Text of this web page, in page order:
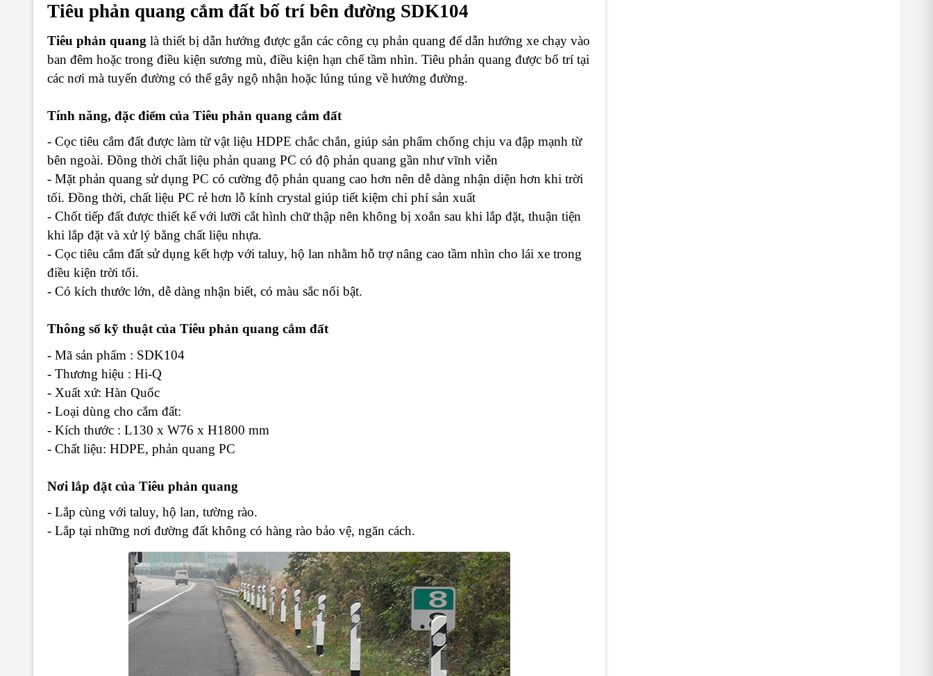
Tiêu phản quang cắm đất bố trí bên đường SDK104
Tiêu phản quang là thiết bị dẫn hướng được gắn các công cụ phản quang để dẫn hướng xe chạy vào
ban đêm hoặc trong điều kiện sương mù, điều kiện hạn chế tầm nhìn. Tiêu phản quang được bố trí tại
các nơi mà tuyến đường có thể gây ngộ nhận hoặc lúng túng về hướng đường.
Tính năng, đặc điểm của Tiêu phản quang cắm đất
- Cọc tiêu cắm đất được làm từ vật liệu HDPE chắc chắn, giúp sản phẩm chống chịu va đập mạnh từ
bên ngoài. Đồng thời chất liệu phản quang PC có độ phản quang gần như vĩnh viễn
- Mặt phản quang sử dụng PC có cường độ phản quang cao hơn nên dễ dàng nhận diện hơn khi trời
tối. Đồng thời, chất liệu PC rẻ hơn lỗ kính crystal giúp tiết kiệm chi phí sản xuất
- Chốt tiếp đất được thiết kế với lưỡi cắt hình chữ thập nên không bị xoắn sau khi lắp đặt, thuận tiện
khi lắp đặt và xử lý bằng chất liệu nhựa.
- Cọc tiêu cắm đất sử dụng kết hợp với taluy, hộ lan nhằm hỗ trợ nâng cao tầm nhìn cho lái xe trong
điều kiện trời tối.
- Có kích thước lớn, dễ dàng nhận biết, có màu sắc nổi bật.
Thông số kỹ thuật của Tiêu phản quang cắm đất
- Mã sản phẩm : SDK104
- Thương hiệu : Hi-Q
- Xuất xứ: Hàn Quốc
- Loại dùng cho cắm đất:
- Kích thước : L130 x W76 x H1800 mm
- Chất liệu: HDPE, phản quang PC
Nơi lắp đặt của Tiêu phản quang
- Lắp cùng với taluy, hộ lan, tường rào.
- Lắp tại những nơi đường đất không có hàng rào bảo vệ, ngăn cách.